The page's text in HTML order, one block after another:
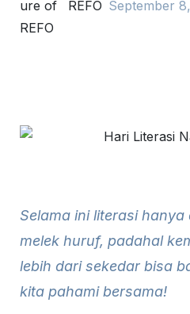
REFO September
Selama ini literasi
melek huruf, padahal
lebih dari sekedar bisa
kita pahami bersama!